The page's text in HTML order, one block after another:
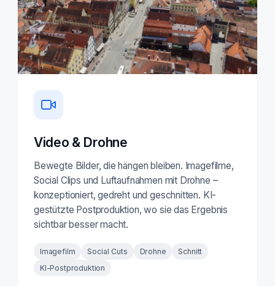
Video & Drohne
Bewegte Bilder, die hängen bleiben. Imagefilme,
Social Clips und Luftaufnahmen mit Drohne –
konzeptioniert, gedreht und geschnitten. KI-
gestützte Postproduktion, wo sie das Ergebnis
sichtbar besser macht.
Imagefilm Social Cuts Drohne
Schnitt
KI-Postproduktion